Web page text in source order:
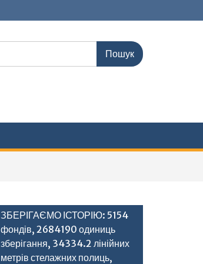
ЗБЕРІГАЄМО ІСТОРІЮ: 5154
фондів, 2684190 одиниць
зберігання, 34334.2 лінійних
метрів стелажних полиць,